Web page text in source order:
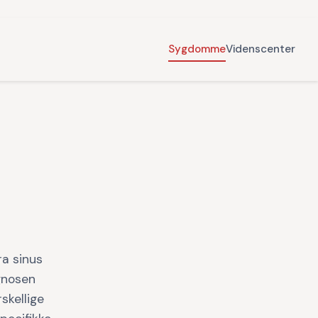
SygdommeVidenscenter
sinus